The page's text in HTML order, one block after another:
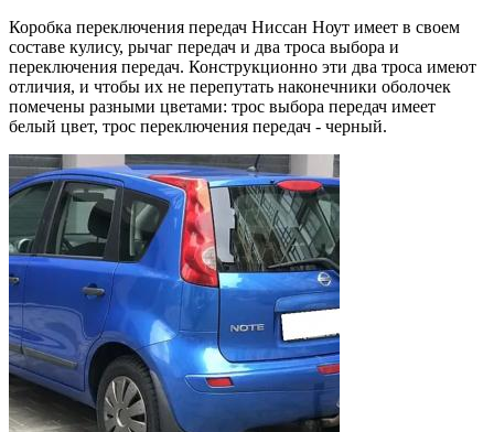
Коробка переключения передач Ниссан Ноут имеет в своем
составе кулису, рычаг передач и два троса выбора и
переключения передач. Конструкционно эти два троса имеют
отличия, и чтобы их не перепутать наконечники оболочек
помечены разными цветами: трос выбора передач имеет
белый цвет, трос переключения передач - черный.